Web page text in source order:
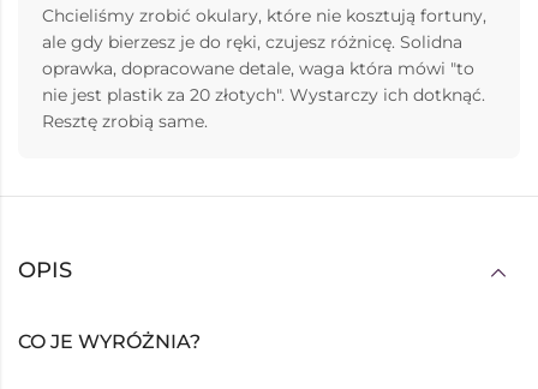
Chcieliśmy zrobić okulary, które nie kosztują fortuny,
ale gdy bierzesz je do ręki, czujesz różnicę. Solidna
oprawka, dopracowane detale, waga która mówi "to
nie jest plastik za 20 złotych". Wystarczy ich dotknąć.
Resztę zrobią same.
OPIS
CO JE WYRÓŻNIA?